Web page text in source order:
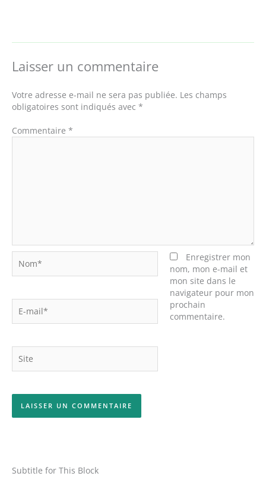
Laisser un commentaire
Votre adresse e-mail ne sera pas publiée. Les champs
obligatoires sont indiqués avec *
Commentaire *
mail*
Enregistrer mon
nom, mon e-mail et
mon site dans le
navigateur pour mon
prochain
commentaire.
Subtitle for This Block